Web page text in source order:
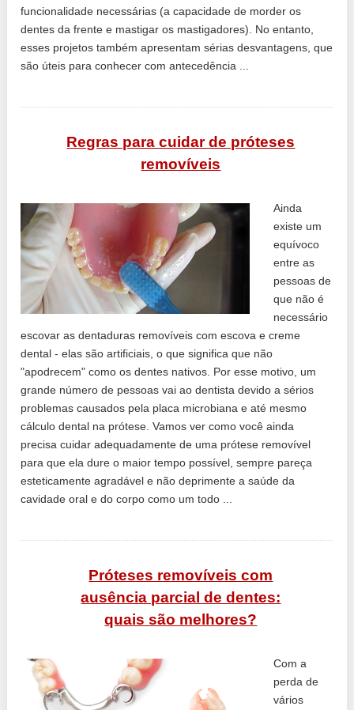
funcionalidade necessárias (a capacidade de morder os
dentes da frente e mastigar os mastigadores). No entanto,
esses projetos também apresentam sérias desvantagens, que
são úteis para conhecer com antecedência ...
Regras para cuidar de próteses
removíveis
Ainda
existe um
equívoco
entre as
pessoas de
que não é
necessário
escovar as dentaduras removíveis com escova e creme
dental - elas são artificiais, o que significa que não
"apodrecem" como os dentes nativos. Por esse motivo, um
grande número de pessoas vai ao dentista devido a sérios
problemas causados ​​pela placa microbiana e até mesmo
cálculo dental na prótese. Vamos ver como você ainda
precisa cuidar adequadamente de uma prótese removível
para que ela dure o maior tempo possível, sempre pareça
esteticamente agradável e não deprimente a saúde da
cavidade oral e do corpo como um todo ...
Próteses removíveis com
ausência parcial de dentes:
quais são melhores?
Com a
perda de
vários